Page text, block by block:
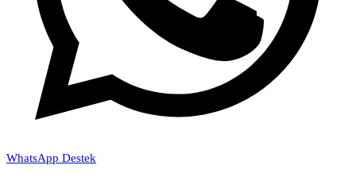
WhatsApp Destek